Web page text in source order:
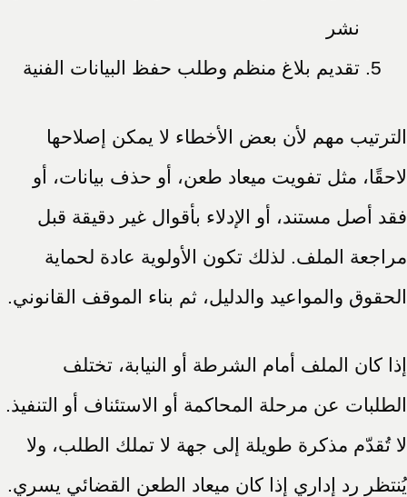
نشر
تقديم بلاغ منظم وطلب حفظ البيانات الفنية
الترتيب مهم لأن بعض الأخطاء لا يمكن إصلاحها
لاحقًا، مثل تفويت ميعاد طعن، أو حذف بيانات، أو
فقد أصل مستند، أو الإدلاء بأقوال غير دقيقة قبل
مراجعة الملف. لذلك تكون الأولوية عادة لحماية
الحقوق والمواعيد والدليل، ثم بناء الموقف القانوني.
إذا كان الملف أمام الشرطة أو النيابة، تختلف
الطلبات عن مرحلة المحاكمة أو الاستئناف أو التنفيذ.
لا تُقدّم مذكرة طويلة إلى جهة لا تملك الطلب، ولا
يُنتظر رد إداري إذا كان ميعاد الطعن القضائي يسري.